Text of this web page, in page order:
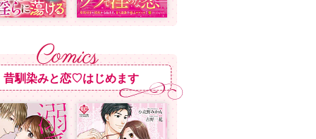
昔馴染みと恋♡はじめます